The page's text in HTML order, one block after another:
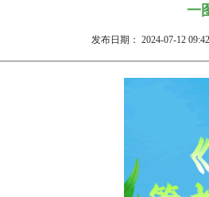
一
发布日期： 2024-07-12 09:42